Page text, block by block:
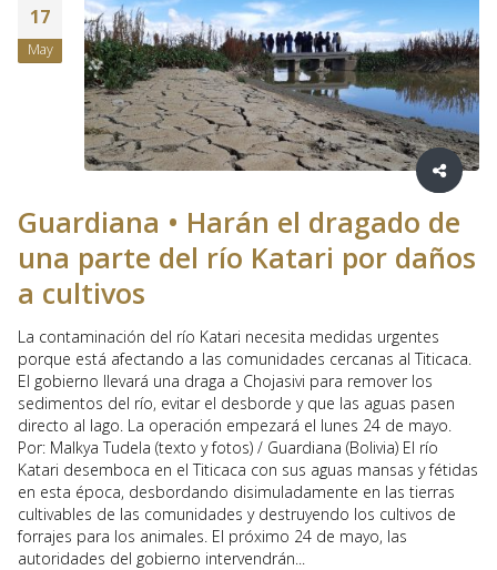
17
May
Guardiana • Harán el dragado de
una parte del río Katari por daños
a cultivos
La contaminación del río Katari necesita medidas urgentes
porque está afectando a las comunidades cercanas al Titicaca.
El gobierno llevará una draga a Chojasivi para remover los
sedimentos del río, evitar el desborde y que las aguas pasen
directo al lago. La operación empezará el lunes 24 de mayo.
Por: Malkya Tudela (texto y fotos) / Guardiana (Bolivia) El río
Katari desemboca en el Titicaca con sus aguas mansas y fétidas
en esta época, desbordando disimuladamente en las tierras
cultivables de las comunidades y destruyendo los cultivos de
forrajes para los animales. El próximo 24 de mayo, las
autoridades del gobierno intervendrán...